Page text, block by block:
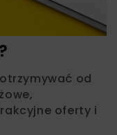
od
oferty i